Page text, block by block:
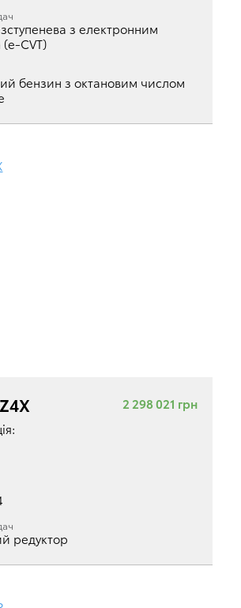
з електронним
CVT)
бензин з октановим числом
2 298 021 грн
редуктор